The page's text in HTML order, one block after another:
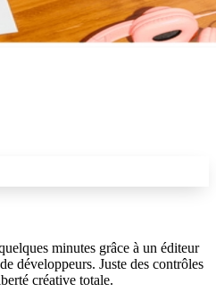
minutes grâce à un éditeur
développeurs. Juste des contrôles
créative totale.